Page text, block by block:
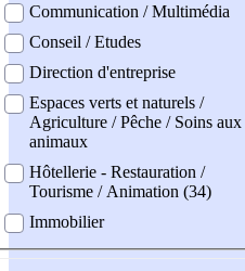
Communication / Multimédia
Conseil / Etudes
Direction d'entreprise
Espaces verts et naturels /
Agriculture / Pêche / Soins aux
animaux
Hôtellerie - Restauration /
Tourisme / Animation (34)
Immobilier